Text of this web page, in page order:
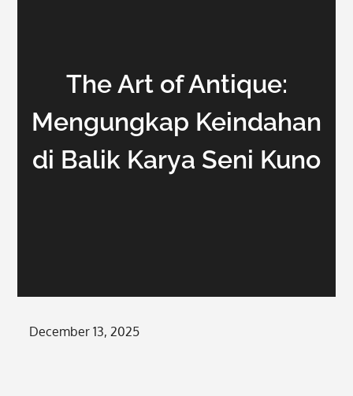
The Art of Antique:
Mengungkap Keindahan
di Balik Karya Seni Kuno
Posted
December 13, 2025